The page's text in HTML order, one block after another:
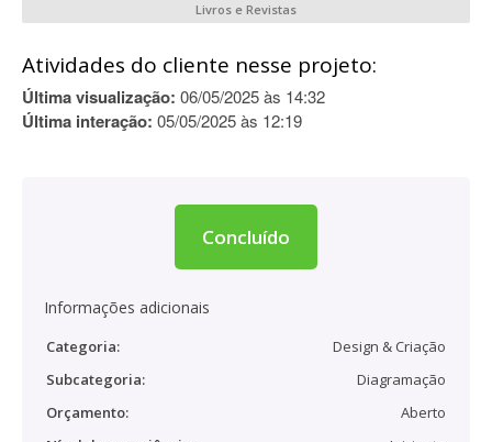
Livros e Revistas
Atividades do cliente nesse projeto:
Última visualização: 06/05/2025 às 14:32
Última interação: 05/05/2025 às 12:19
Concluído
Informações adicionais
Categoria:
Design & Criação
Subcategoria:
Diagramação
Orçamento:
Aberto